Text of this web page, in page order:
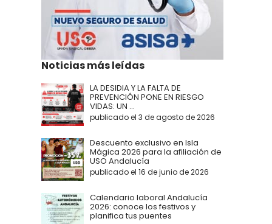
Noticias más leídas
LA DESIDIA Y LA FALTA DE
PREVENCIÓN PONE EN RIESGO
VIDAS: UN ...
publicado el 3 de agosto de 2026
Descuento exclusivo en Isla
Mágica 2026 para la afiliación de
USO Andalucía
publicado el 16 de junio de 2026
Calendario laboral Andalucía
2026: conoce los festivos y
planifica tus puentes